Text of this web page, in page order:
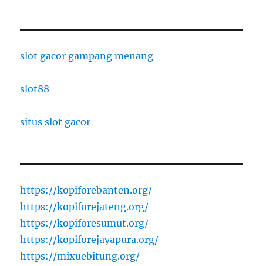
slot gacor gampang menang
slot88
situs slot gacor
https://kopiforebanten.org/
https://kopiforejateng.org/
https://kopiforesumut.org/
https://kopiforejayapura.org/
https://mixuebitung.org/